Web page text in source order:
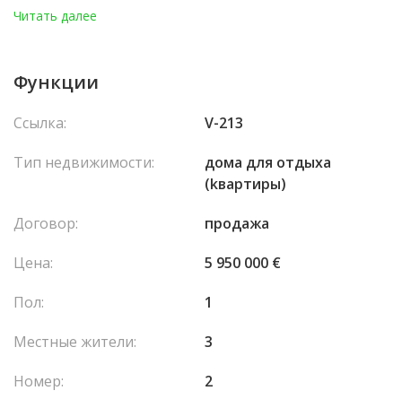
светлой гостиной/столовой с паркетом елочкой и
встроенным светодиодным освещением, с прямым выходом
кладовую/складовое помещение с прачечной.
ванными комнатами, одна из которых — главная спальня с
Дополняет объект гостевой туалет.
Место для парковки на подземной автостоянке.
Читать далее
Функции
Ссылка:
V-213
Тип недвижимости:
домa для отдыха
(kвартиры)
Договор:
продажа
Цена:
5 950 000 €
Пол:
1
Местные жители:
3
Номер:
2